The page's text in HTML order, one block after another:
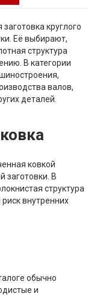
круглого
Её выбирают,
структура
В категории
валов,
деталей.
ковкой
заготовки. В
структура
внутренних
обычно
и